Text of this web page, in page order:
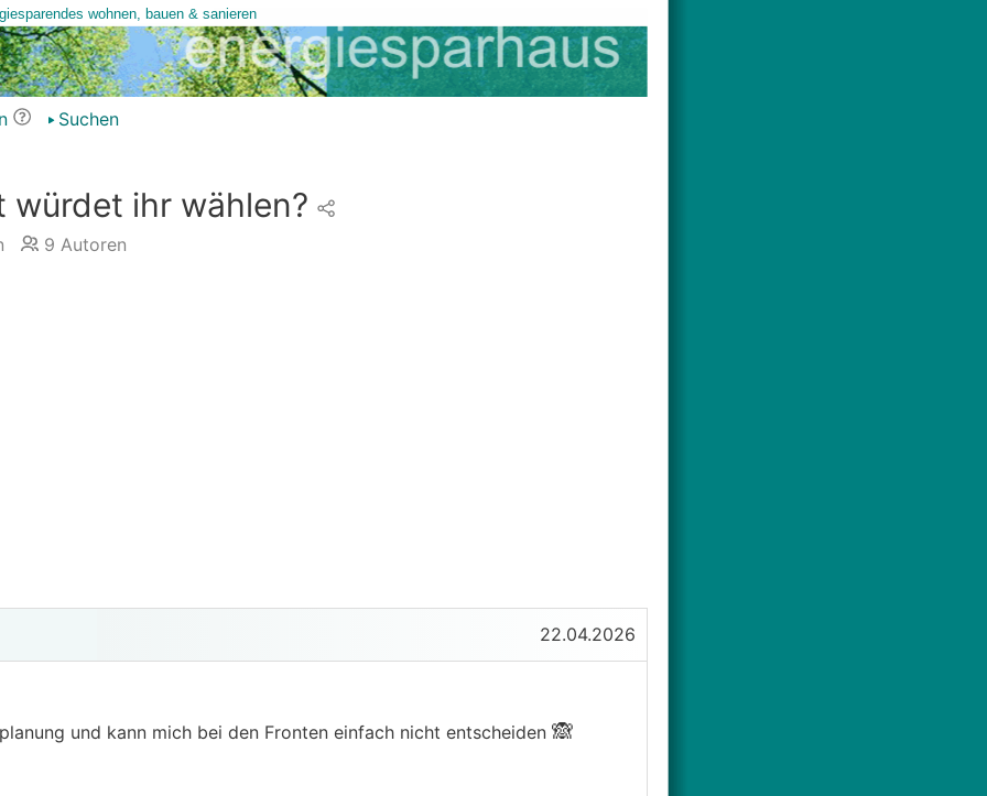
Suchen
würdet ihr wählen?
9 Autoren
22.04.2026
und kann mich bei den Fronten einfach nicht entscheiden 🙈